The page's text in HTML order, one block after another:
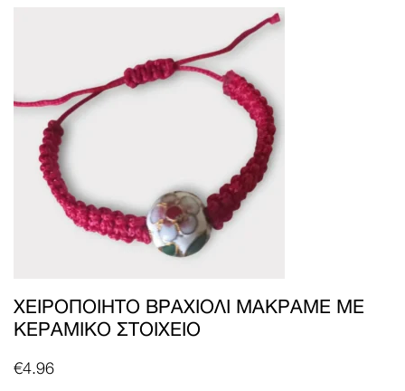
ΧΕΙΡΟΠΟΊΗΤΟ ΒΡΑΧΙΌΛΙ ΜΑΚΡΑΜΈ ΜΕ
ΚΕΡΑΜΙΚΌ ΣΤΟΙΧΕΊΟ
€4.96